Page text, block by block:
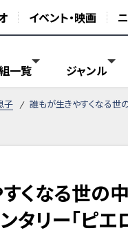
イベント・映画
一覧 ジャンル
子 誰もが生きやすくなる世
くなる世の
タリー「ピ